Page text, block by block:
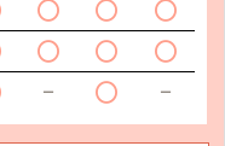
ー ー